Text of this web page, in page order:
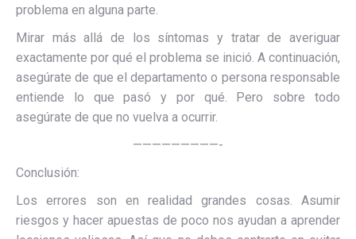
problema en alguna parte.
Mirar más allá de los síntomas y tratar de averiguar
exactamente por qué el problema se inició. A continuación,
asegúrate de que el departamento o persona responsable
entiende lo que pasó y por qué. Pero sobre todo
asegúrate de que no vuelva a ocurrir.
—————————-
Conclusión:
Los errores son en realidad grandes cosas. Asumir
riesgos y hacer apuestas de poco nos ayudan a aprender